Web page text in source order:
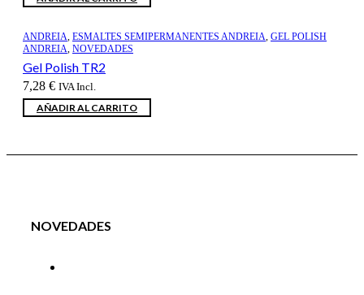
ANDREIA, ESMALTES SEMIPERMANENTES ANDREIA, GEL POLISH
ANDREIA, NOVEDADES
Gel Polish TR2
7,28 € IVA Incl.
AÑADIR AL CARRITO
NOVEDADES